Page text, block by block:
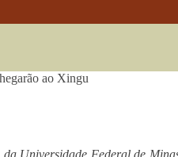
ao Xingu
Universidade Federal de